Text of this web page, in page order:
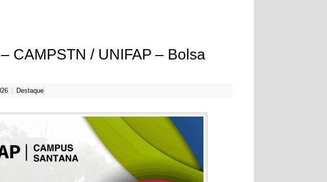
CAMPSTN / UNIFAP – Bolsa
Destaque